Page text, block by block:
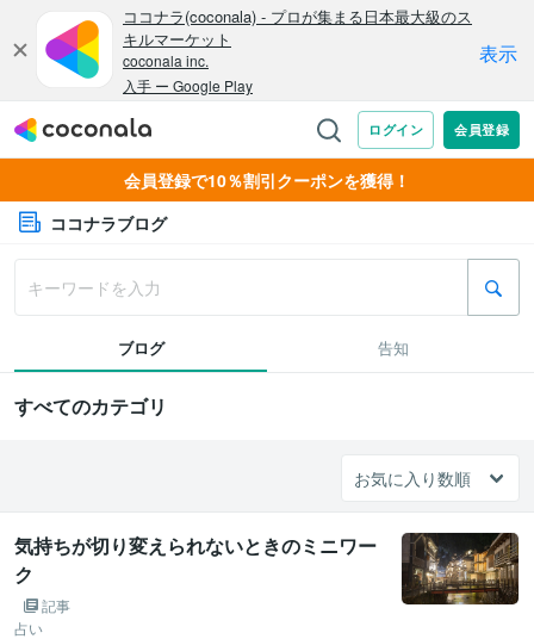
会員登録で10％割引クーポンを獲得！
ココナラブログ
ブログ 告知
すべてのカテゴリ
気持ちが切り変えられないときのミニワー
ク
記事
占い